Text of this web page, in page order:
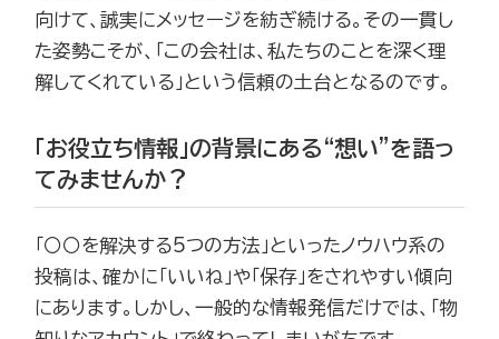
向けて、誠実にメッセージを紡ぎ続ける。その一貫し
た姿勢こそが、「この会社は、私たちのことを深く理
解してくれている」という信頼の土台となるのです。
「お役立ち情報」の背景にある“想い”を語っ
てみませんか？
「〇〇を解決する5つの方法」といったノウハウ系の
投稿は、確かに「いいね」や「保存」をされやすい傾向
にあります。しかし、一般的な情報発信だけでは、「物